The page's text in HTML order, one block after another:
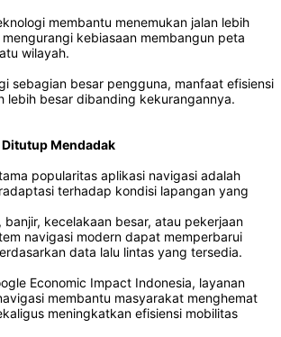
membantu menemukan jalan lebih
kebiasaan membangun peta
wilayah.
sebagian besar pengguna, manfaat efisiensi
lebih besar dibanding kekurangannya.
Mendadak
popularitas aplikasi navigasi adalah
terhadap kondisi lapangan yang
banjir, kecelakaan besar, atau pekerjaan
navigasi modern dapat memperbarui
data lalu lintas yang tersedia.
Economic Impact Indonesia, layanan
membantu masyarakat menghemat
meningkatkan efisiensi mobilitas